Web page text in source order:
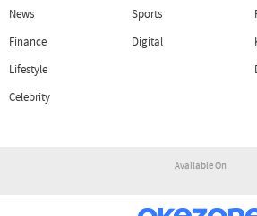
News
Finance
Lifestyle
Celebrity
Sports
Digital
Available On